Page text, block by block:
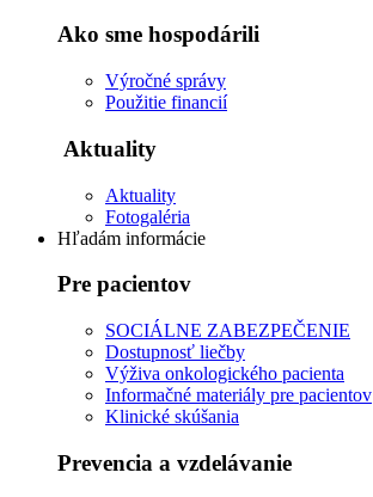
Ako sme hospodárili
Výročné správy
Použitie financií
Aktuality
Aktuality
Fotogaléria
Hľadám informácie
Pre pacientov
SOCIÁLNE ZABEZPEČENIE
Dostupnosť liečby
Výživa onkologického pacienta
Informačné materiály pre pacientov
Klinické skúšania
Prevencia a vzdelávanie